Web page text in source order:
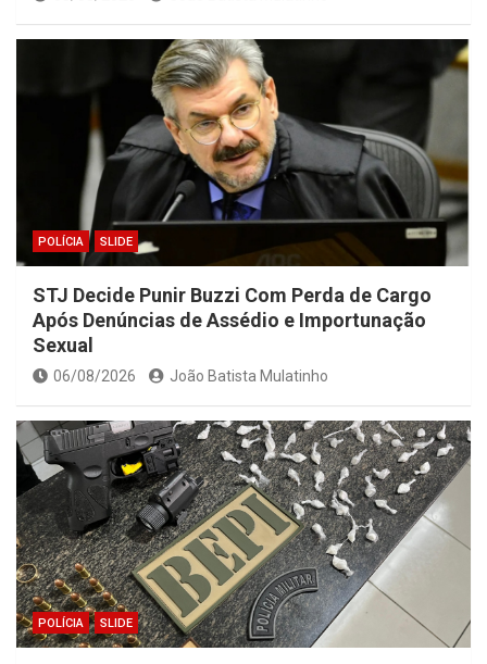
POLÍCIA SLIDE
STJ Decide Punir Buzzi Com Perda de Cargo
Após Denúncias de Assédio e Importunação
Sexual
06/08/2026 João Batista Mulatinho
POLÍCIA SLIDE